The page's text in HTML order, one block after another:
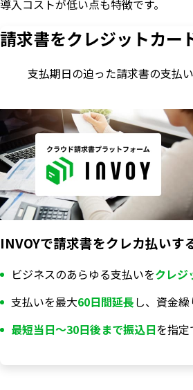
導入コストが低い点も特徴です。
請求書をクレジットカー
支払期日の迫った請求書の支払
INVOYで請求書をクレカ払い
ビジネスのあらゆる支払いをクレジ
支払いを最大60日間延長し、資金
最短当日〜30日後まで振込日を指